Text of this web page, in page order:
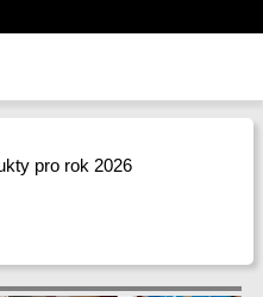
pro rok 2026